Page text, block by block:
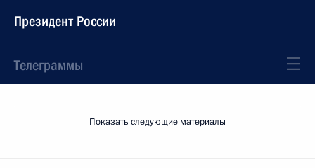
Президент России
Телеграммы
Показать следующие материалы